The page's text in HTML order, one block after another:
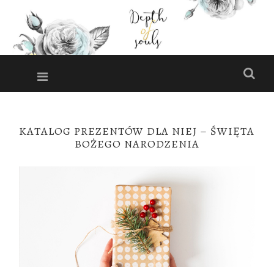
DEPTH
Miejsce pełne
Menu
TREŚCIKATALOG PREZENTÓW DLA NIEJ – ŚWIĘTA
BOŻEGO NARODZENIA